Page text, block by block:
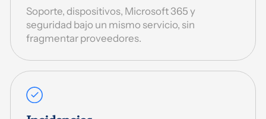
Soporte, dispositivos, Microsoft 365 y
seguridad bajo un mismo servicio, sin
fragmentar proveedores.